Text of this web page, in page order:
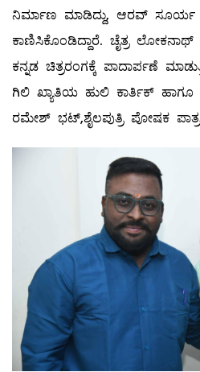
ನಿರ್ಮಾಣ ಮಾಡಿದ್ದು, ಆರವ್ ಸೂರ್ಯ
ಕಾಣಿಸಿಕೊಂಡಿದ್ದಾರೆ. ಚೈತ್ರ
ಕನ್ನಡ ಚಿತ್ರರಂಗಕ್ಕೆ ಪಾದಾರ್ಪಣೆ
ಗಿಲಿ ಖ್ಯಾತಿಯ ಹುಲಿ ಕಾರ್ತಿಕ್ ಹಾಗೂ
ರಮೇಶ್ ಭಟ್,ಶೈಲಪುತ್ರಿ ಪೋಷಕ